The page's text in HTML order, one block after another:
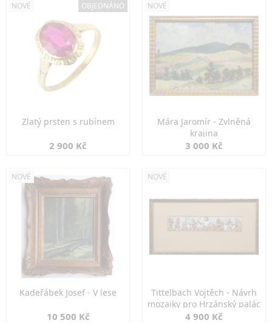
NOVÉ OBJEDNÁNO
Zlatý prsten s rubínem
2 900 Kč
NOVÉ
Mára Jaromír - Zvlněná
krajina
3 000 Kč
NOVÉ
Kadeřábek Josef - V lese
10 500 Kč
NOVÉ
Tittelbach Vojtěch - Návrh
mozaiky pro Hrzánský palác
4 900 Kč